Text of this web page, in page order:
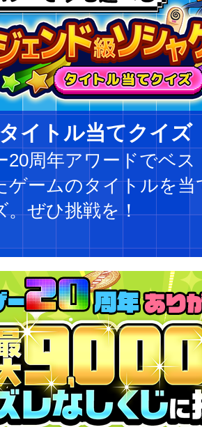
イトル当てクイズ
20周年アワードでベス
ゲームのタイトルを当
。ぜひ挑戦を！